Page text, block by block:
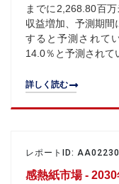
までに2,268.80百
収益増加、予測期
すると予測されて
14.0％と予測されて
詳しく読む
レポートID:
感熱紙市場 -